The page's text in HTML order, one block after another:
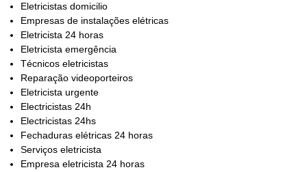
Eletricistas domicilio
Empresas de instalações elétricas
Eletricista 24 horas
Eletricista emergência
Técnicos eletricistas
Reparação videoporteiros
Eletricista urgente
Electricistas 24h
Electricistas 24hs
Fechaduras elétricas 24 horas
Serviços eletricista
Empresa eletricista 24 horas